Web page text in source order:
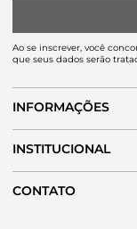
Ao se inscrever, você
que seus dados serão
INFORMAÇÕES
INSTITUCIONAL
CONTATO